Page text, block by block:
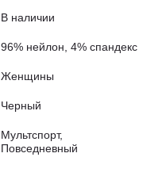
В наличии
96% нейлон, 4% спандекс
Женщины
Черный
Мультспорт,
Повседневный